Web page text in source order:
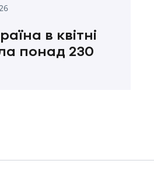
в квітні
понад 230